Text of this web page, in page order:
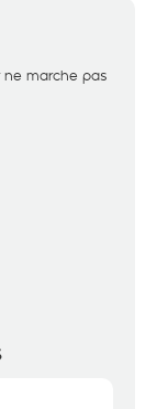
marche pas